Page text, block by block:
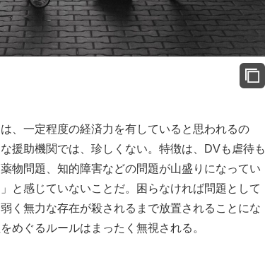
、一定程度の経済力を有していると思われるの
援助機関では、珍しくない。特徴は、DVも虐待も
物問題、知的障害などの問題が山盛りになってい
と感じていないことだ。困らなければ問題として
く無力な存在が殺されるまで放置されることにな
めぐるルールはまったく無視される。